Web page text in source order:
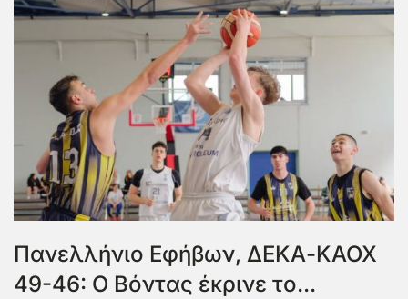
Πανελλήνιο Εφήβων, ΔΕΚΑ-ΚΑΟΧ
49-46: Ο Βόντας έκρινε το...